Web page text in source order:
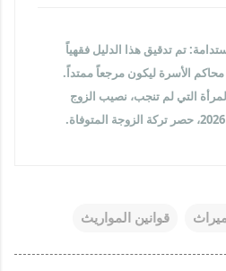
تم تدقيق هذا الدليل فقهياً
الأسرة ليكون مرجعاً ممتداً.
التي لم تنجب، نصيب الزوج
قوانين المواريث